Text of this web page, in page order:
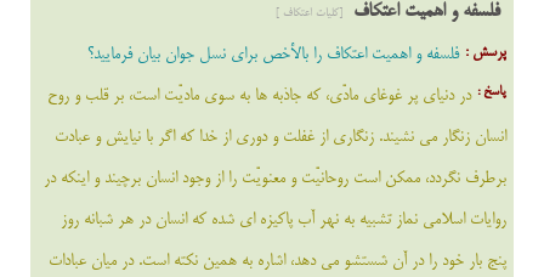
فلسفه و اهمیت اعتکاف [کلیات اعتکاف ]
پرسش : فلسفه و اهمیت اعتکاف را بالأخص برای نسل جوان بیان فرمایید؟
پاسخ : در دنياى پر غوغاى مادّى، كه جاذبه ها به سوى ماديّت است، بر قلب و روح
انسان زنگار مى نشيند. زنگارى از غفلت و دورى از خدا كه اگر با نيايش و عبادت
برطرف نگردد، ممكن است روحانيّت و معنويّت را از وجود انسان برچيند و اينكه در
روايات اسلامى نماز تشبيه به نهر آب پاكيزه اى شده كه انسان در هر شبانه روز
پنج بار خود را در آن شستشو مى دهد، اشاره به همين نكته است. در ميان عبادات